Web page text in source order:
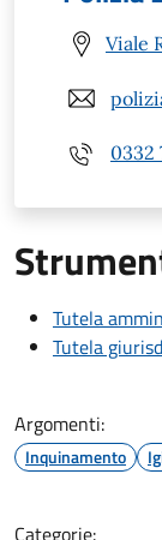
Viale
0332
Tutela
Tutela
Argomenti:
Inquinamento
Categorie: